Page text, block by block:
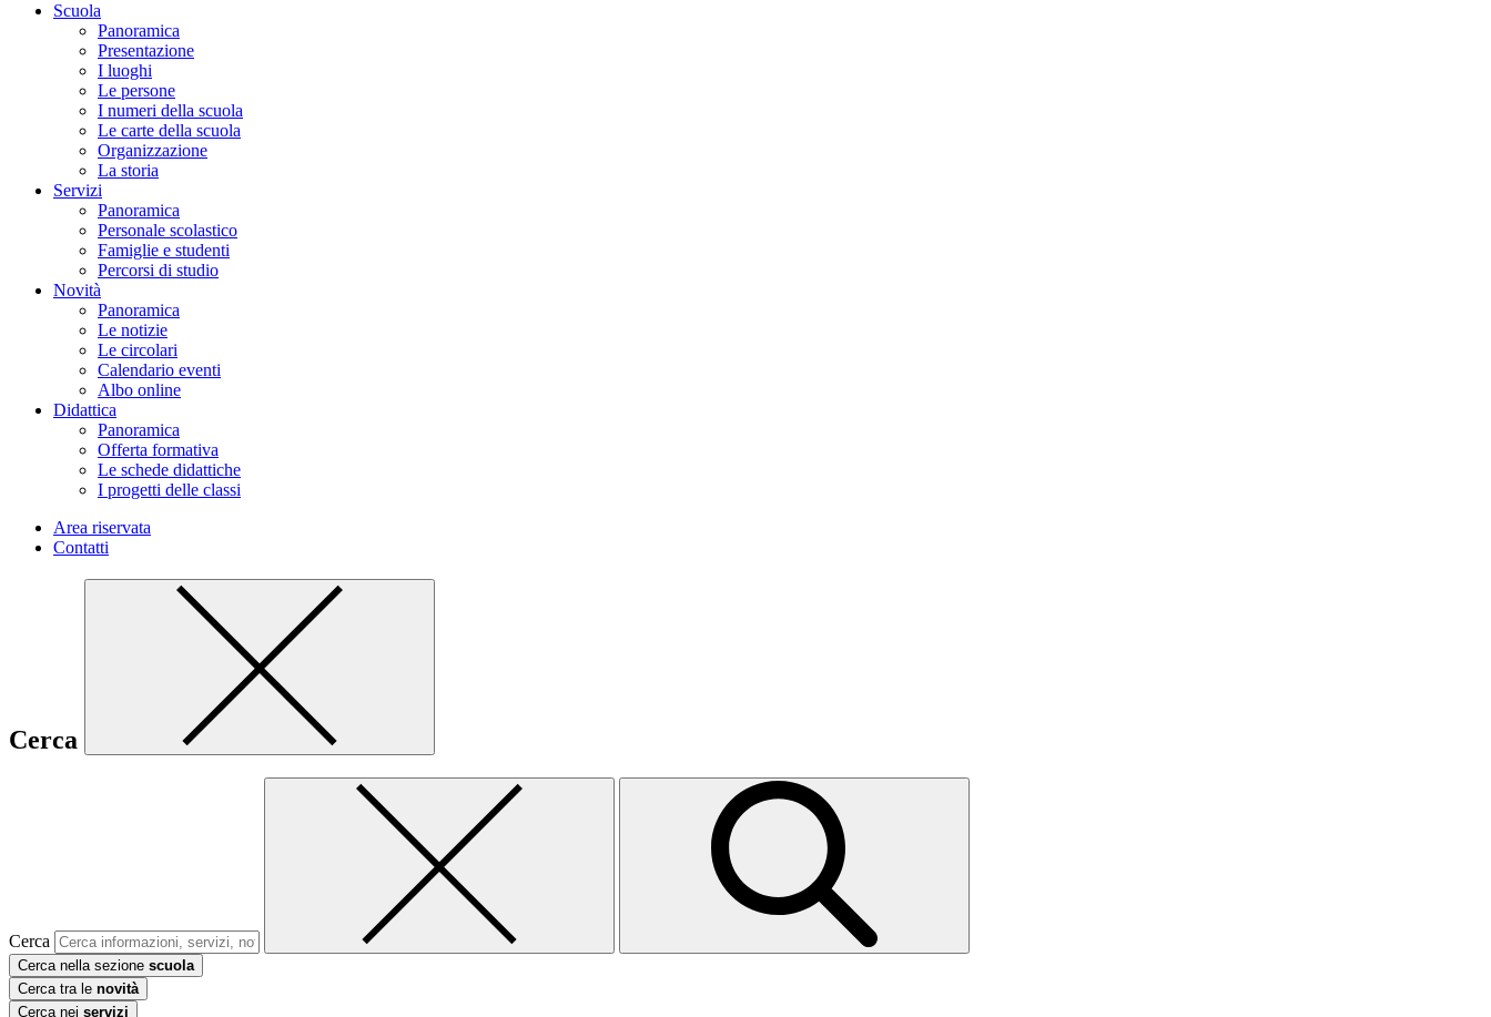
Scuola
Panoramica
Presentazione
I luoghi
Le persone
I numeri della scuola
Le carte della scuola
Organizzazione
La storia
Servizi
Panoramica
Personale scolastico
Famiglie e studenti
Percorsi di studio
Novità
Panoramica
Le notizie
Le circolari
Calendario eventi
Albo online
Didattica
Panoramica
Offerta formativa
Le schede didattiche
I progetti delle classi
Area riservata
Contatti
Cerca
Cerca
Cerca nella sezione scuola
Cerca tra le novità
Cerca nei servizi